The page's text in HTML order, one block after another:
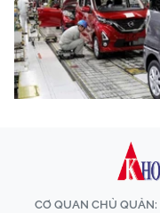
CƠ QUAN CHỦ QUẢN: